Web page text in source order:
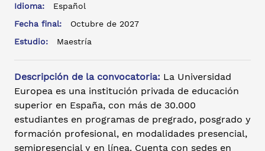
Idioma:
Español
Fecha final:
Octubre de 2027
Estudio:
Maestría
Descripción de la convocatoria: La Universidad
Europea es una institución privada de educación
superior en España, con más de 30.000
estudiantes en programas de pregrado, posgrado y
formación profesional, en modalidades presencial,
semipresencial y en línea. Cuenta con sedes en